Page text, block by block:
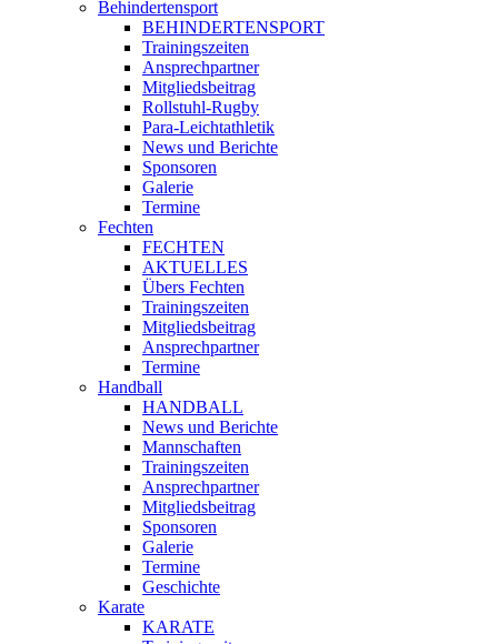
Behindertensport
BEHINDERTENSPORT
Trainingszeiten
Ansprechpartner
Mitgliedsbeitrag
Rollstuhl-Rugby
Para-Leichtathletik
News und Berichte
Sponsoren
Galerie
Termine
Fechten
FECHTEN
AKTUELLES
Übers Fechten
Trainingszeiten
Mitgliedsbeitrag
Ansprechpartner
Termine
Handball
HANDBALL
News und Berichte
Mannschaften
Trainingszeiten
Ansprechpartner
Mitgliedsbeitrag
Sponsoren
Galerie
Termine
Geschichte
Karate
KARATE